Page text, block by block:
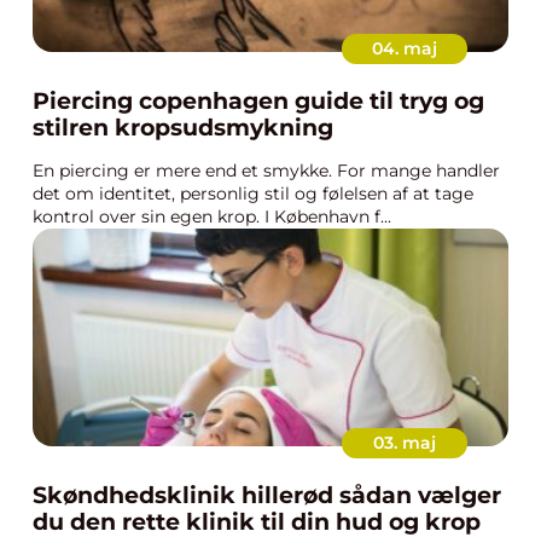
04. maj
Piercing copenhagen guide til tryg og
stilren kropsudsmykning
En piercing er mere end et smykke. For mange handler
det om identitet, personlig stil og følelsen af at tage
kontrol over sin egen krop. I København f...
03. maj
Skøndhedsklinik hillerød sådan vælger
du den rette klinik til din hud og krop